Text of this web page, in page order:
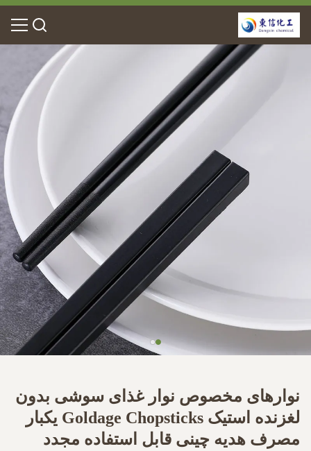
نوارهای مخصوص نوار غذای سوشی بدون
لغزنده استیک Goldage Chopsticks یکبار
مصرف هدیه چینی قابل استفاده مجدد